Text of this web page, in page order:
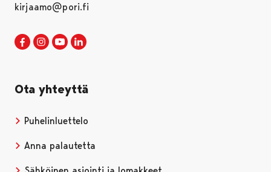
kirjaamo@pori.fi
Porin kaupunki Facebookissa
Avautuu uudessa välilehdessä
Porin kaupunki Instagramissa
Avautuu uudessa välilehdessä
Porin kaupunki Youtubessa
Avautuu uudessa välilehdessä
Ota yhteyttä
Puhelinluettelo
Anna palautetta